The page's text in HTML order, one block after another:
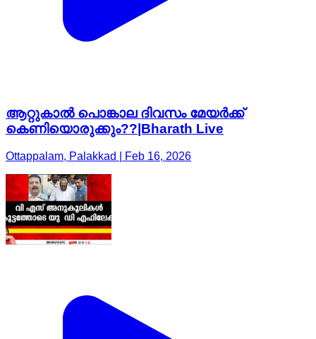
ആറ്റുകാൽ പൊങ്കാല ദിവസം മേയർക്ക്
കെണിയൊരുക്കും??|Bharath Live
Ottappalam, Palakkad | Feb 16, 2026